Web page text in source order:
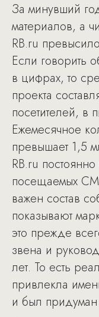
За минувший
материалов, а
RB.ru
Если говорить
в цифрах, то
проекта
посетителей, в
Ежемесячное
превышает 1,5
RB.ru
посещаемых
важен состав
показывают
это прежде
звена и
лет. То есть
привлекла
и был придуман